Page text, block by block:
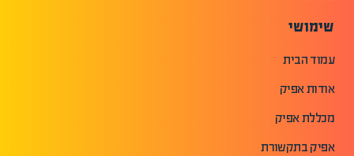
שימושי
עמוד הבית
אודות אפיק
מכללת אפיק
אפיק בתקשורת